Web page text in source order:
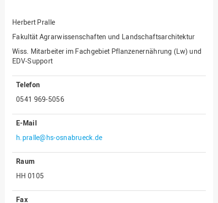
Fakultät Management,
Kultur und Technik
Fakultät Wirtschafts- und
Sozialwissenschaften
Finanzen
Drittmittel
Gebäude und Technik
Gesellschaftliches
Engagement
Gleichstellungsbüro
Hochschulleitung
Hochschulplanung/-
Herbert Pralle
Fakultät Agrarwissenschaften und Landschaftsarchitektur
Wiss. Mitarbeiter im Fachgebiet Pflanzenernährung (Lw) und
EDV-Support
Telefon
0541 969-5056
E-Mail
h.pralle@hs-osnabrueck.de
Raum
HH 0105
Fax